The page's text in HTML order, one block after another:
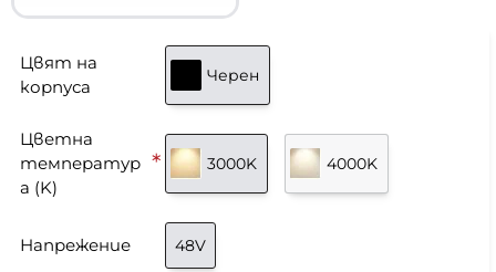
Цвят на
корпуса
Черен
Цветна
температур
а (K)
3000K 4000K
Напрежение 48V